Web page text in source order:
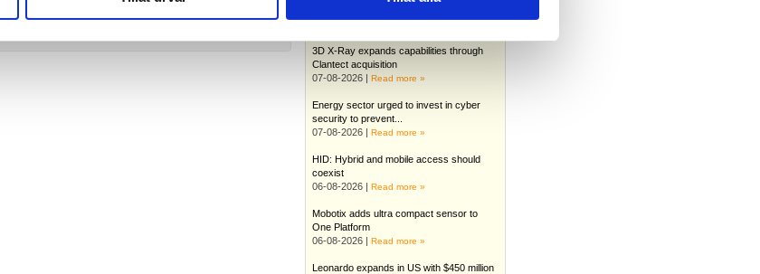
tyskt bolag.
07-08-2026 |
3D X-Ray expands capabilities through
Clantect acquisition
07-08-2026 | Read more »
Energy sector urged to invest in cyber
security to prevent...
07-08-2026 | Read more »
HID: Hybrid and mobile access should
coexist
06-08-2026 | Read more »
Mobotix adds ultra compact sensor to
One Platform
06-08-2026 | Read more »
Leonardo expands in US with $450 million